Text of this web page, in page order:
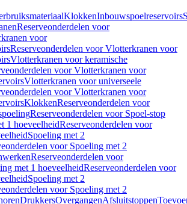
KlokkenInbouwspoelreservoirs
Reserveonderdelen voor
voor
Reserveonderdelen voor Vlotterkranen voor
Vlotterkranen voor keramische
voor Vlotterkranen voor
Vlotterkranen voor universeele
voor Vlotterkranen voor
KlokkenReserveonderdelen voor
Reserveonderdelen voor Spoel-stop
1 hoeveelheidReserveonderdelen voor
Spoeling met 2
voor Spoeling met 2
Reserveonderdelen voor
met 1 hoeveelheidReserveonderdelen voor
Spoeling met 2
voor Spoeling met 2
DrukkersOvergangenAfsluitstoppen